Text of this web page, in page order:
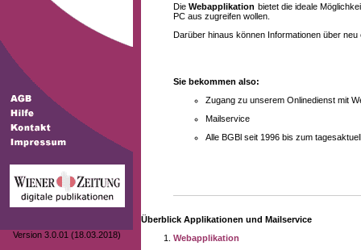
Version 3.0.01 (18.03.2018)
DieWebapplikation bietet die ideale
PC aus zugreifen wollen.
Darüber hinaus können Informationen über
Sie bekommen also:
Zugang zu unserem Onlinedienst mit
Mailservice
Alle BGBl seit 1996 bis zum
Überblick Applikationen und Mailservice
Webapplikation